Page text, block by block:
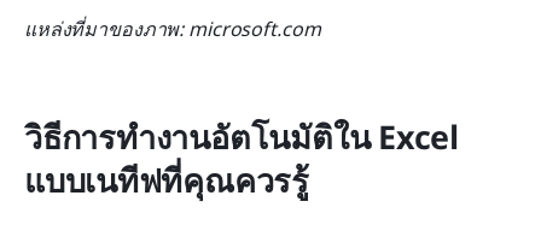
แหล่งที่มาของภาพ: microsoft.com
วิธีการทำงานอัตโนมัติใน Excel
แบบเนทีฟที่คุณควรรู้